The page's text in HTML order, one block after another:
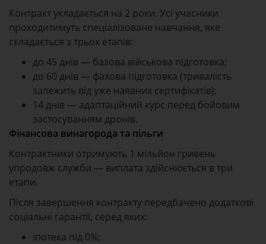
Контракт укладається на 2 роки. Усі учасники
проходитимуть спеціалізоване навчання, яке
складається з трьох етапів:
до 45 днів — базова військова підготовка;
до 60 днів — фахова підготовка (тривалість
залежить від уже наявних сертифікатів);
14 днів — адаптаційний курс перед бойовим
застосуванням дронів.
Фінансова винагорода та пільги
Контрактники отримують 1 мільйон гривень
упродовж служби — виплата здійснюється в три
етапи.
Після завершення контракту передбачено додаткові
соціальні гарантії, серед яких:
іпотека під 0%;